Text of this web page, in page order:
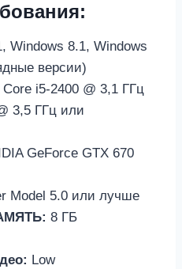
Windows 8.1, Windows
версии)
Core i5-2400 @ 3,1 ГГц
3,5 ГГц или
GeForce GTX 670
Model 5.0 или лучше
8 ГБ
Low